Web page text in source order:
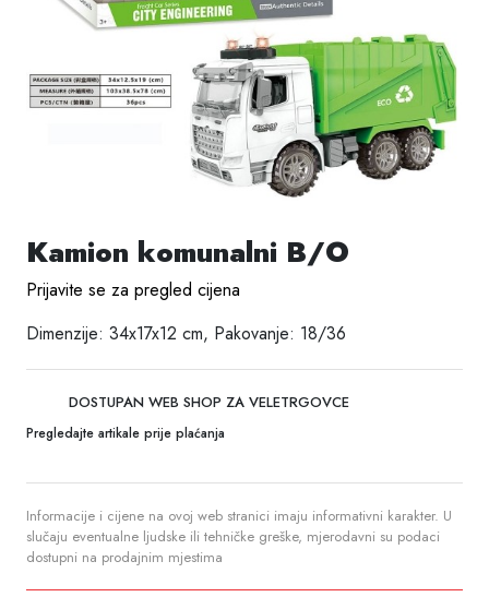
Kamion komunalni B/O
Prijavite se za pregled cijena
Dimenzije: 34x17x12 cm, Pakovanje: 18/36
DOSTUPAN WEB SHOP ZA VELETRGOVCE
Pregledajte artikale prije plaćanja
Informacije i cijene na ovoj web stranici imaju informativni karakter. U
slučaju eventualne ljudske ili tehničke greške, mjerodavni su podaci
dostupni na prodajnim mjestima